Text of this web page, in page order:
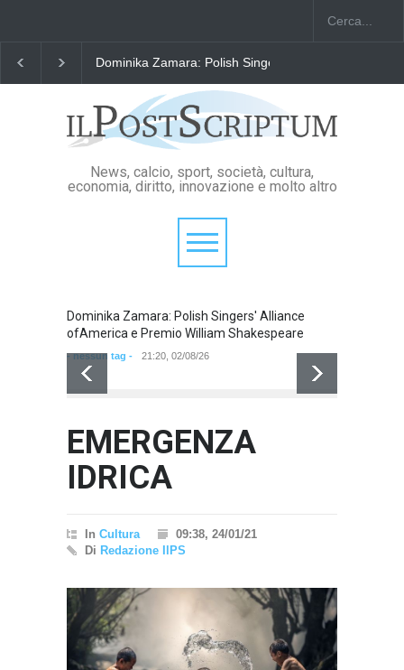
Dominika Zamara: Polish Singers' Alliance ofAmerica
News, calcio, sport, società, cultura,
economia, diritto, innovazione e molto altro
Dominika Zamara: Polish Singers' Alliance
ofAmerica e Premio William Shakespeare
- nessun tag - 21:20, 02/08/26
EMERGENZA
IDRICA
In Cultura
09:38, 24/01/21
Di Redazione IlPS